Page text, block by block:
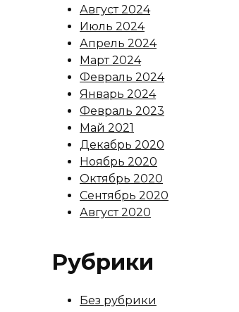
Август 2024
Июль 2024
Апрель 2024
Март 2024
Февраль 2024
Январь 2024
Февраль 2023
Май 2021
Декабрь 2020
Ноябрь 2020
Октябрь 2020
Сентябрь 2020
Август 2020
Рубрики
Без рубрики